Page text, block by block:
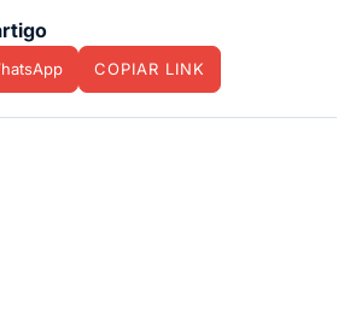
COPIAR LINK